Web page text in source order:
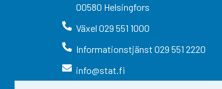
00580 Helsingfors
Växel 029 551 1000
Informationstjänst 029 551 2220
info@stat.fi